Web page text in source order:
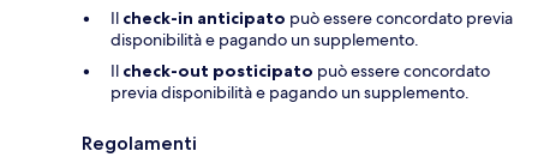
Il check-in anticipato può essere concordato previa
disponibilità e pagando un supplemento.
Il check-out posticipato può essere concordato
previa disponibilità e pagando un supplemento.
Regolamenti